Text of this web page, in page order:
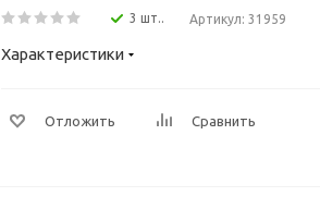
3 шт.. Артикул: 31959
Характеристики
Отложить Сравнить